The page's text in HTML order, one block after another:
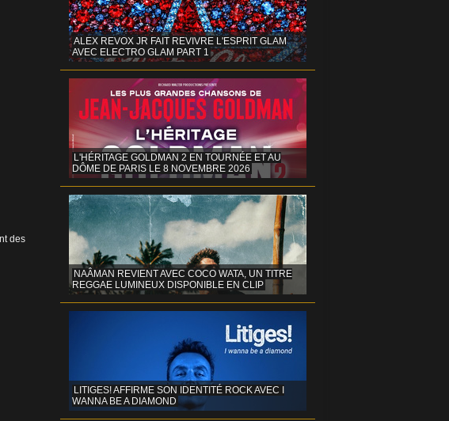
des
ALEX REVOX JR FAIT REVIVRE L'ESPRIT GLAM
AVEC ELECTRO GLAM PART 1
L'HÉRITAGE GOLDMAN 2 EN TOURNÉE ET AU
DÔME DE PARIS LE 8 NOVEMBRE 2026
NAÂMAN REVIENT AVEC COCO WATA, UN TITRE
REGGAE LUMINEUX DISPONIBLE EN CLIP
LITIGES! AFFIRME SON IDENTITÉ ROCK AVEC I
WANNA BE A DIAMOND